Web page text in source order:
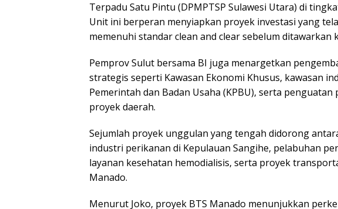
Terpadu Satu Pintu (DPMPTSP Sulawesi Utara) di
Unit ini berperan menyiapkan proyek investasi yang
memenuhi standar clean and clear sebelum ditawarkan
Pemprov Sulut bersama BI juga menargetkan
strategis seperti Kawasan Ekonomi Khusus, kawasan
Pemerintah dan Badan Usaha (KPBU), serta
proyek daerah.
Sejumlah proyek unggulan yang tengah didorong
industri perikanan di Kepulauan Sangihe, pelabuhan
layanan kesehatan hemodialisis, serta proyek
Manado.
Menurut Joko, proyek BTS Manado menunjukkan